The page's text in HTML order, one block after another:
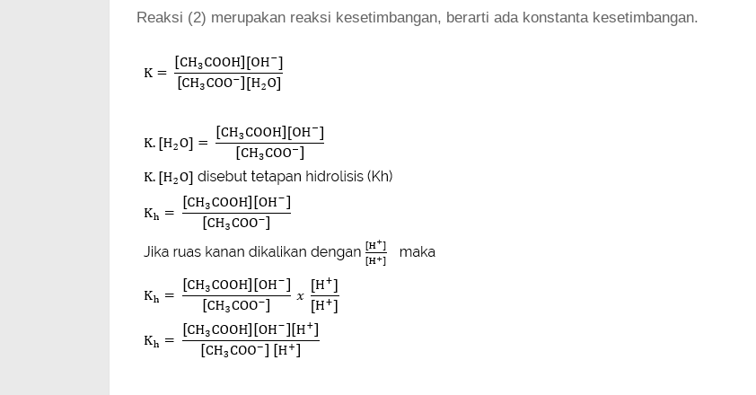
Reaksi (2) merupakan reaksi kesetimbangan, berarti ada konstanta kesetimbangan.